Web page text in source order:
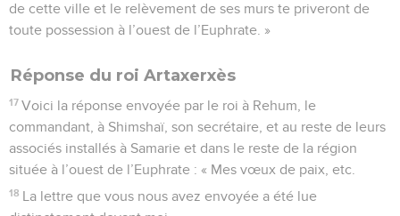
de cette ville et le relèvement de ses murs te priveront de
toute possession à l’ouest de l’Euphrate. »
Réponse du roi Artaxerxès
17 Voici la réponse envoyée par le roi à Rehum, le
commandant, à Shimshaï, son secrétaire, et au reste de leurs
associés installés à Samarie et dans le reste de la région
située à l’ouest de l’Euphrate : « Mes vœux de paix, etc.
18 La lettre que vous nous avez envoyée a été lue